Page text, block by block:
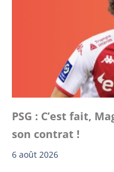
PSG : C’est fait,
son contrat !
6 août 2026